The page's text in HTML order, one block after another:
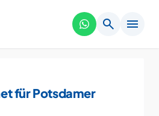
search menu
für Potsdamer